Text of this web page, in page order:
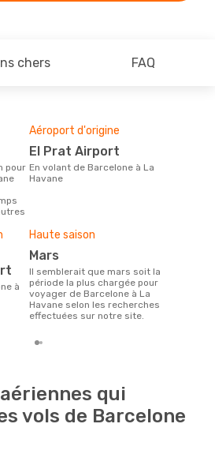
chers FAQ
Aéroport d'origine
El Prat Airport
En volant de Barcelone à La
Havane
Haute saison
mars
Il semblerait que mars soit la
période la plus chargée pour
voyager de Barcelone à La
Havane selon les recherches
effectuées sur notre site.
qui
vols de Barcelone